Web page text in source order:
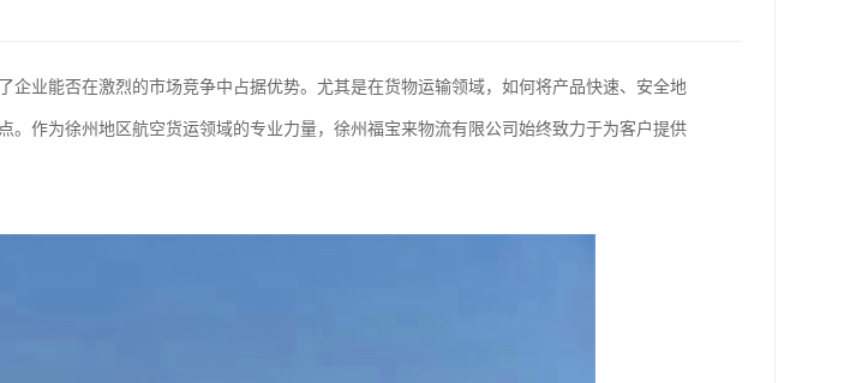
企业能否在激烈的市场竞争中占据优势。尤其是在货物运输领域，如何将产品快速、安全地
。作为徐州地区航空货运领域的专业力量，徐州福宝来物流有限公司始终致力于为客户提供